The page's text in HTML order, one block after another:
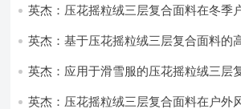
英杰：压花摇粒绒三层复合面料在冬季
英杰：基于压花摇粒绒三层复合面料的
英杰：应用于滑雪服的压花摇粒绒三层
英杰：压花摇粒绒三层复合面料在户外